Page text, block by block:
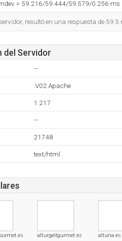
= 59.216/59.444/59.579/0.256 ms
resultó en una respuesta de 59.5
del Servidor
--
.V02 Apache
1.217
--
21748
text/html
alturgellgurmet.es alturia.es